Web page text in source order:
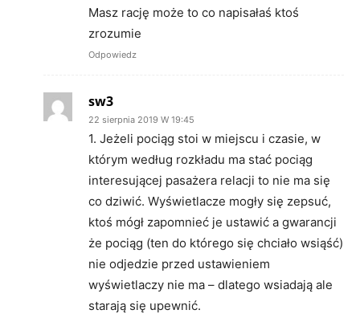
Masz rację może to co napisałaś ktoś
zrozumie
Odpowiedz
sw3
22 sierpnia 2019 W 19:45
1. Jeżeli pociąg stoi w miejscu i czasie, w
którym według rozkładu ma stać pociąg
interesującej pasażera relacji to nie ma się
co dziwić. Wyświetlacze mogły się zepsuć,
ktoś mógł zapomnieć je ustawić a gwarancji
że pociąg (ten do którego się chciało wsiąść)
nie odjedzie przed ustawieniem
wyświetlaczy nie ma – dlatego wsiadają ale
starają się upewnić.